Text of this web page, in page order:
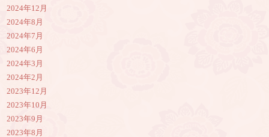
2024年12月
2024年8月
2024年7月
2024年6月
2024年3月
2024年2月
2023年12月
2023年10月
2023年9月
2023年8月